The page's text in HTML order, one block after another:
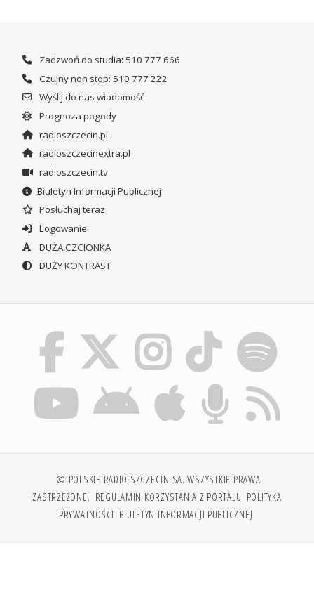
Zadzwoń do studia: 510 777 666
Czujny non stop: 510 777 222
Wyślij do nas wiadomość
Prognoza pogody
radioszczecin.pl
radioszczecinextra.pl
radioszczecin.tv
Biuletyn Informacji Publicznej
Posłuchaj teraz
Logowanie
DUŻA CZCIONKA
DUŻY KONTRAST
© POLSKIE RADIO SZCZECIN SA. WSZYSTKIE PRAWA
ZASTRZEŻONE. REGULAMIN KORZYSTANIA Z PORTALU POLITYKA
PRYWATNOŚCI BIULETYN INFORMACJI PUBLICZNEJ